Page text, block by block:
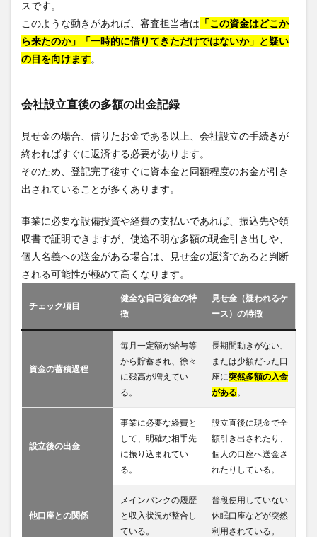
スです。
このような動きがあれば、審査担当者は 「この資金はどこか
ら来たのか」「一時的に借りてきただけではないか」と疑い
の目を向けます。
会社設立直後の多額の出金記録
見せ金の場合、借りたお金である以上、会社設立の手続きが
終わればすぐに返済する必要があります。
そのため、登記完了後すぐに資本金と同額程度のお金が引き
出されていることが多くあります。
事業に必要な設備投資や経費の支払いであれば、振込先や領
収書で証明できますが、使途不明な多額の現金引き出しや、
個人名義への送金がある場合は、見せ金の返済であると判断
される可能性が極めて高くなります。
チェック項目
健全な自己資金の特
徴
見せ金（疑われるケ
ース）の特徴
資金の蓄積過程
毎月一定額が給与等
から貯蓄され、徐々
に残高が増えてい
る。
長期間動きがない、
または少額だった口
座に突然多額の入金
がある 。
設立後の出金
事業に必要な経費と
して、明確な相手先
に振り込まれてい
る。
設立直後に現金で全
額引き出されたり、
個人の口座へ送金さ
れたりしている。
他口座との関係
メインバンクの履歴
と収入状況が整合し
ている。
普段使用していない
休眠口座などが突然
利用されている。